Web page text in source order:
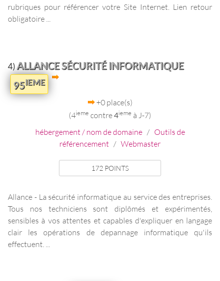
rubriques pour référencer votre Site Internet. Lien retour
obligatoire ...
4) ALLANCE SÉCURITÉ INFORMATIQUE
95IEME
+0 place(s)
(4ieme contre4ieme à J-7)
hébergement / nom de domaine/ Outils de
référencement / Webmaster
172 POINTS
Allance - La sécurité informatique au service des entreprises.
Tous nos techniciens sont diplômés et expérimentés,
sensibles à vos attentes et capables d'expliquer en langage
clair les opérations de depannage informatique qu'ils
effectuent. ...